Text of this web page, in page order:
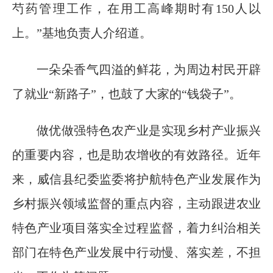
芍药管理工作，在用工高峰期时有150人以
上。”基地负责人介绍道。
一朵朵香气四溢的鲜花，为周边村民开辟
了就业“新路子”，也鼓了大家的“钱袋子”。
做优做强特色农产业是实现乡村产业振兴
的重要内容，也是助农增收的有效路径。近年
来，威信县纪委监委将护航特色产业发展作为
乡村振兴领域监督的重点内容，主动跟进农业
特色产业项目落实全过程监督，着力纠治相关
部门在特色产业发展中行动慢、落实差，不担